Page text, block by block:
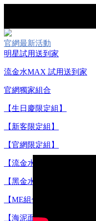
官網最新活動
明星試用送到家
流金水MAX 試用送到家
官網獨家組合
【生日慶限定組】
【新客限定組】
【官網限定組】
【流金水組合】
【黑金水組合】
【ME組合】
【海泥面膜組合】